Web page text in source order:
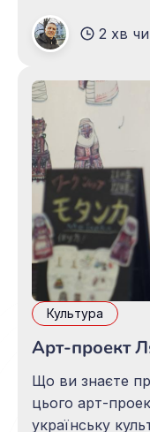
форму. Потім із засобу для охолодження воно
коли ним могли
вельможні люди.
2 хв
Культура
Арт-проект
Що ви знаєте
цього арт-
українську культуру. У